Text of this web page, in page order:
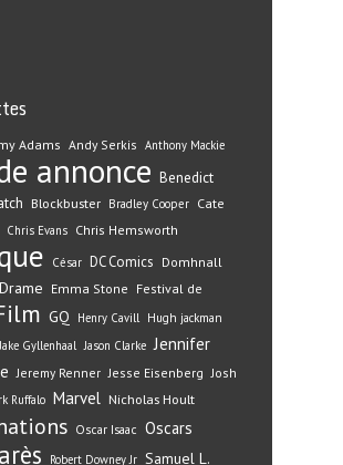
Adams Andy Serkis Anthony Mackie
annonce Benedict
Blockbuster Bradley Cooper Cate
Chris Evans Chris Hemsworth
César DC Comics Domhnall
Drame Emma Stone Festival de
GQ Henry Cavill Hugh jackman
Jake Gyllenhaal Jason Clarke Jennifer
Jeremy Renner Jesse Eisenberg Josh
Ruffalo Marvel Nicholas Hoult
Oscar Isaac Oscars
Robert Downey Jr Samuel L.